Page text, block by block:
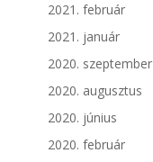
2021. február
2021. január
2020. szeptember
2020. augusztus
2020. június
2020. február